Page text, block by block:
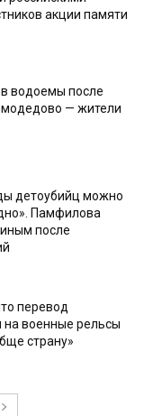
акции памяти
водоемы после
— жители
детоубийц можно
Памфилова
после
перевод
на военные рельсы
страну»